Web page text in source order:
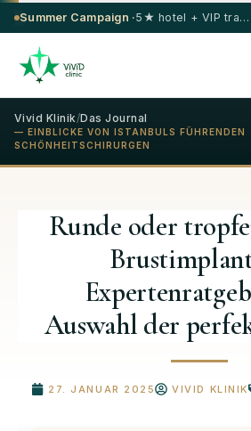
Summer Campaign · 5★ hotel + VIP transfer on select procedures
Vivid Klinik/Das Journal
— EINBLICKE VON ISTANBULS FÜHRENDEN
SCHÖNHEITSCHIRURGEN
Runde oder
Auswahl der
27. JANUAR 2025 VIVID KLINIK